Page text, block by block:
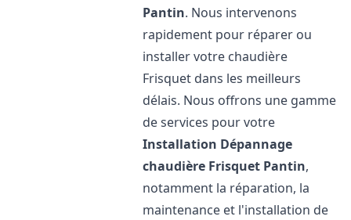
Pantin. Nous intervenons
rapidement pour réparer ou
installer votre chaudière
Frisquet dans les meilleurs
délais. Nous offrons une gamme
de services pour votre
Installation Dépannage
chaudière Frisquet Pantin,
notamment la réparation, la
maintenance et l'installation de